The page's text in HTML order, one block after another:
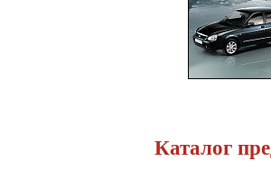
Каталог